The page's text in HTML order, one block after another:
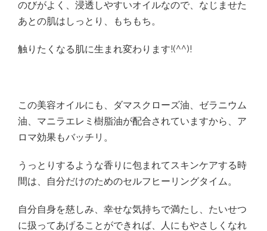
のびがよく、浸透しやすいオイルなので、なじませた
あとの肌はしっとり、もちもち。
触りたくなる肌に生まれ変わります!(^^)!
この美容オイルにも、ダマスクローズ油、ゼラニウム
油、マニラエレミ樹脂油が配合されていますから、ア
ロマ効果もバッチリ。
うっとりするような香りに包まれてスキンケアする時
間は、自分だけのためのセルフヒーリングタイム。
自分自身を慈しみ、幸せな気持ちで満たし、たいせつ
に扱ってあげることができれば、人にもやさしくなれ